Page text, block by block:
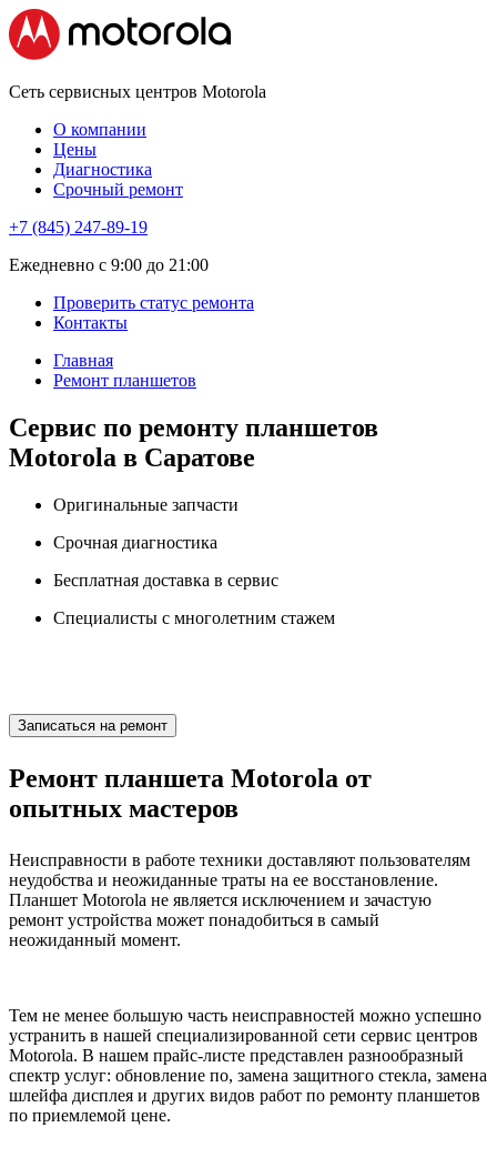
Сеть сервисных центров Motorola
О компании
Цены
Диагностика
Срочный ремонт
+7 (845) 247-89-19
Eжедневно с 9:00 до 21:00
Проверить статус ремонта
Контакты
Главная
Ремонт планшетов
Сервис по ремонту планшетов
Motorola в Саратове
Оригинальные запчасти
Срочная диагностика
Бесплатная доставка в сервис
Специалисты с многолетним стажем
Записаться на ремонт
Ремонт планшета Motorola от
опытных мастеров
Неисправности в работе техники доставляют пользователям
неудобства и неожиданные траты на ее восстановление.
Планшет Motorola не является исключением и зачастую
ремонт устройства может понадобиться в самый
неожиданный момент.
Тем не менее большую часть неисправностей можно успешно
устранить в нашей специализированной сети сервис центров
Motorola. В нашем прайс-листе представлен разнообразный
спектр услуг: обновление по, замена защитного стекла, замена
шлейфа дисплея и других видов работ по ремонту планшетов
по приемлемой цене.